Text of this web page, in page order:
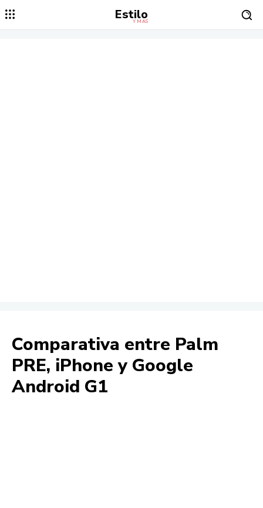
Estilo
Y MÁS
Comparativa entre Palm
PRE, iPhone y Google
Android G1